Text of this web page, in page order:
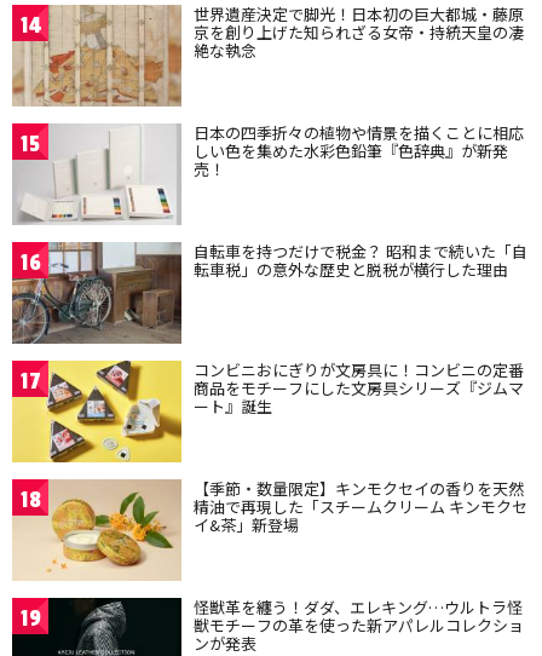
14 世界遺産決定で脚光！日本初の巨大都城・藤原
京を創り上げた知られざる女帝・持統天皇の凄
絶な執念
15 日本の四季折々の植物や情景を描くことに相応
しい色を集めた水彩色鉛筆『色辞典』が新発
売！
16 自転車を持つだけで税金？ 昭和まで続いた「自
転車税」の意外な歴史と脱税が横行した理由
17 コンビニおにぎりが文房具に！コンビニの定番
商品をモチーフにした文房具シリーズ『ジムマ
ート』誕生
18 【季節・数量限定】キンモクセイの香りを天然
精油で再現した「スチームクリーム キンモクセ
イ&茶」新登場
19 怪獣革を纏う！ダダ、エレキング…ウルトラ怪
獣モチーフの革を使った新アパレルコレクショ
ンが発表